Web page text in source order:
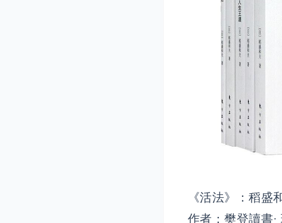
《活法》：稻盛
作者：樊登讀書